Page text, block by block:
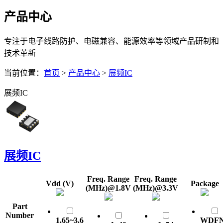
产品中心
专注于电子线路防护、电磁兼容、能源效率等领域产品研制和
技术革新
当前位置： 首页 > 产品中心 > 展频IC
展频IC
展频IC
Part
Number
Vdd (V)
1.65~3.6
Freq. Range
(MHz)@1.8V
Freq. Range
(MHz)@3.3V
Package